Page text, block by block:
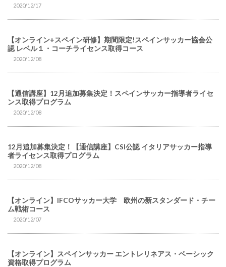
2020/12/17
【オンライン+スペイン研修】期間限定!スペインサッカー協会公
認 レベル１・コーチライセンス取得コース
2020/12/08
【通信講座】12月追加募集決定！スペインサッカー指導者ライセ
ンス取得プログラム
2020/12/08
12月追加募集決定！【通信講座】CSI公認 イタリアサッカー指導
者ライセンス取得プログラム
2020/12/08
【オンライン】IFCOサッカー大学 欧州の新スタンダード・チー
ム戦術コース
2020/12/07
【オンライン】スペインサッカー エントレリネアス・ベーシック
資格取得プログラム